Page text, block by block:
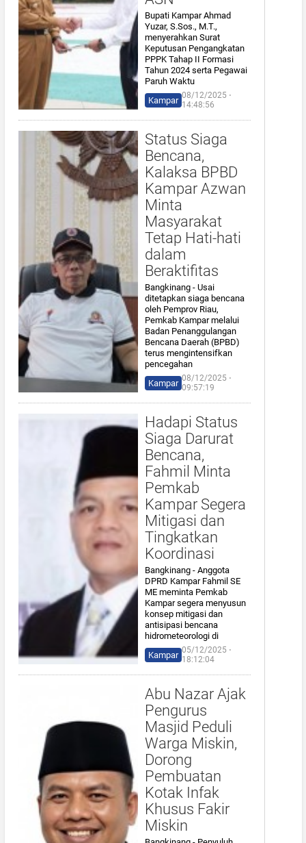
Bupati Kampar Ahmad
Yuzar, S.Sos., M.T.,
menyerahkan Surat
Keputusan Pengangkatan
PPPK Tahap II Formasi
Tahun 2024 serta Pegawai
Paruh Waktu
Kampar 08/12/2025 ⋅
14:48:56
Status Siaga
Bencana,
Kalaksa BPBD
Kampar Azwan
Minta
Masyarakat
Tetap Hati-hati
dalam
Beraktifitas
Bangkinang - Usai
ditetapkan siaga bencana
oleh Pemprov Riau,
Pemkab Kampar melalui
Badan Penanggulangan
Bencana Daerah (BPBD)
terus mengintensifkan
pencegahan
Kampar 08/12/2025 ⋅
09:57:19
Hadapi Status
Siaga Darurat
Bencana,
Fahmil Minta
Pemkab
Kampar Segera
Mitigasi dan
Tingkatkan
Koordinasi
Bangkinang - Anggota
DPRD Kampar Fahmil SE
ME meminta Pemkab
Kampar segera menyusun
konsep mitigasi dan
antisipasi bencana
hidrometeorologi di
Kampar 05/12/2025 ⋅
18:12:04
Abu Nazar Ajak
Pengurus
Masjid Peduli
Warga Miskin,
Dorong
Pembuatan
Kotak Infak
Khusus Fakir
Miskin